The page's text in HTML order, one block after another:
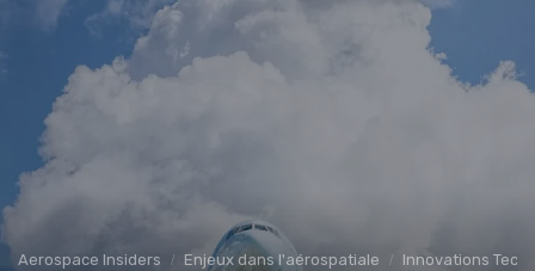
Aerospace Insiders Enjeux dans l'aérospatiale Innovations